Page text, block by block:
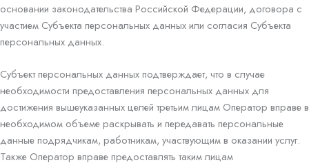
основании законодательства Российской Федерации, договора с
участием Субъекта персональных данных или согласия Субъекта
персональных данных.
Субъект персональных данных подтверждает, что в случае
необходимости предоставления персональных данных для
достижения вышеуказанных целей третьим лицам Оператор вправе в
необходимом объеме раскрывать и передавать персональные
данные подрядчикам, работникам, участвующим в оказании услуг.
Также Оператор вправе предоставлять таким лицам